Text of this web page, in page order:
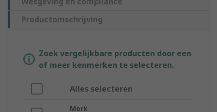
Productomschrijving
Zoek vergelijkbare producten door een
of meer kenmerken te selecteren.
Alles selecteren
Merk